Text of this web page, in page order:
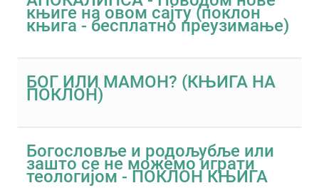
књиге на овом сајту (поклон
књига - бесплатно преузимање)
БОГ ИЛИ МАМОН? (КЊИГА НА
ПОКЛОН)
Богословље и родољубље или
зашто се не можемо играти
теологијом - ПОКЛОН КЊИГА